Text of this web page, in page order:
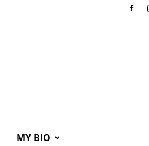
MY BIO